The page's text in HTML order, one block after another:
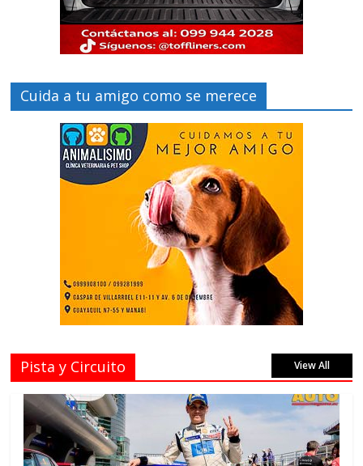
Cuida a tu amigo como se merece
Pista y Circuito View All